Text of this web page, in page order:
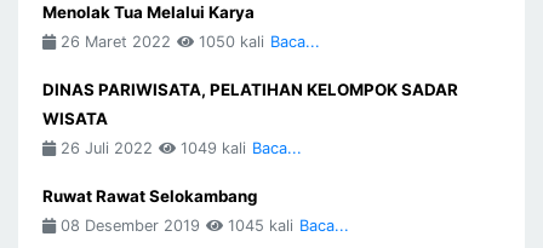
Menolak Tua Melalui Karya
26 Maret 2022 1050 kali Baca...
DINAS PARIWISATA, PELATIHAN KELOMPOK SADAR
WISATA
26 Juli 2022 1049 kali Baca...
Ruwat Rawat Selokambang
08 Desember 2019 1045 kali Baca...